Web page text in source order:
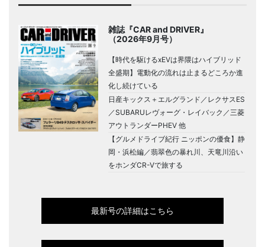
雑誌『CAR and DRIVER』
（2026年9月号）
【時代を駆けるxEVは界隈はハイブリッド
全盛期】電動化の流れは止まるどころか進
化し続けている
日産キックス＋エルグランド／レクサスES
／SUBARUレヴォーグ・レイバック／三菱
アウトランダーPHEV 他
【グルメドライブ紀行 ニッポンの優食】静
岡・浜松編／翡翠色の暴れ川、天竜川沿い
をホンダCR-Vで旅する
最新号の詳細はこちら